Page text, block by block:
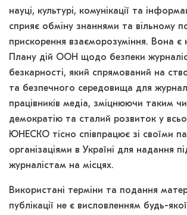
науці, культурі, комунікації та
сприяє обміну знаннями та вільному
прискорення взаєморозуміння. Вона
Плану дій ООН щодо безпеки
безкарності, який спрямований на
та безпечного середовища для
працівників медіа, зміцнюючи таким
демократію та сталий розвиток у
ЮНЕСКО тісно співпрацює зі своїми
організаціями в Україні для надання
журналістам на місцях.
Використані терміни та подання
публікації не є висловленням будь-